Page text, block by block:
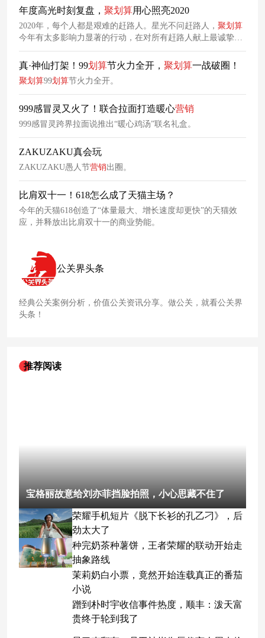
年度高光时刻复盘， 聚划算用心照亮2020
2020年，每个人都是艰难的赶路人。星光不问赶路人， 聚划算
今年有太多影响力显著的行动，在对所有赶路人献上最诚挚的
敬意后，一起来看看聚划算这一年是如何持续释放能量和价值
的。
真·神仙打架！99划算节火力全开， 聚划算一战破圈！
聚划算99划算节火力全开。
999感冒灵又火了！联合拉面打造暖心营销
999感冒灵跨界拉面说推出“暖心鸡汤”联名礼盒。
ZAKUZAKU真会玩
ZAKUZAKU愚人节营销出圈。
比肩双十一！618怎么成了天猫主场？
今年的天猫618创造了“体量最大、增长速度却更快”的天猫效
应，并释放出比肩双十一的商业势能。
公关界头条
经典公关案例分析，价值公关资讯分享。做公关，就看公关界
头条！
推荐阅读
宝格丽故意给刘亦菲挡脸拍照，小心思藏不住了
荣耀手机短片《脱下长衫的孔乙刁》，后
劲太大了
种完奶茶种薯饼，王者荣耀的联动开始走
抽象路线
茉莉奶白小票，竟然开始连载真正的番茄
小说
蹭到朴时宇收信事件热度，顺丰：泼天富
贵终于轮到我了